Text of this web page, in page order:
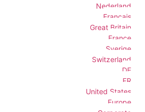
Nederland
Français
Great Britain
France
Sverige
Switzerland
DE
FR
United States
Europe